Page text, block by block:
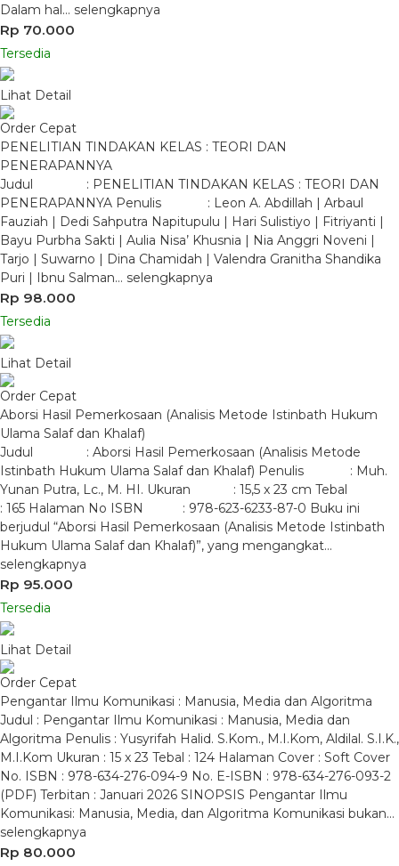
Dalam hal… selengkapnya
Rp 70.000
Tersedia
Lihat Detail
Order Cepat
PENELITIAN TINDAKAN KELAS : TEORI DAN
PENERAPANNYA
Judul : PENELITIAN TINDAKAN KELAS : TEORI DAN
PENERAPANNYA Penulis : Leon A. Abdillah | Arbaul
Fauziah | Dedi Sahputra Napitupulu | Hari Sulistiyo | Fitriyanti |
Bayu Purbha Sakti | Aulia Nisa’ Khusnia | Nia Anggri Noveni |
Tarjo | Suwarno | Dina Chamidah | Valendra Granitha Shandika
Puri | Ibnu Salman… selengkapnya
Rp 98.000
Tersedia
Lihat Detail
Order Cepat
Aborsi Hasil Pemerkosaan (Analisis Metode Istinbath Hukum
Ulama Salaf dan Khalaf)
Judul : Aborsi Hasil Pemerkosaan (Analisis Metode
Istinbath Hukum Ulama Salaf dan Khalaf) Penulis : Muh.
Yunan Putra, Lc., M. HI. Ukuran : 15,5 x 23 cm Tebal
: 165 Halaman No ISBN : 978-623-6233-87-0 Buku ini
berjudul “Aborsi Hasil Pemerkosaan (Analisis Metode Istinbath
Hukum Ulama Salaf dan Khalaf)”, yang mengangkat…
selengkapnya
Rp 95.000
Tersedia
Lihat Detail
Order Cepat
Pengantar Ilmu Komunikasi : Manusia, Media dan Algoritma
Judul : Pengantar Ilmu Komunikasi : Manusia, Media dan
Algoritma Penulis : Yusyrifah Halid. S.Kom., M.I.Kom, Aldilal. S.I.K.,
M.I.Kom Ukuran : 15 x 23 Tebal : 124 Halaman Cover : Soft Cover
No. ISBN : 978-634-276-094-9 No. E-ISBN : 978-634-276-093-2
(PDF) Terbitan : Januari 2026 SINOPSIS Pengantar Ilmu
Komunikasi: Manusia, Media, dan Algoritma Komunikasi bukan…
selengkapnya
Rp 80.000